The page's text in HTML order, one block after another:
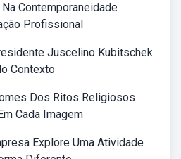
Contemporaneidade
Profissional
Juscelino Kubitschek
Contexto
Dos Ritos Religiosos
Cada Imagem
Explore Uma Atividade